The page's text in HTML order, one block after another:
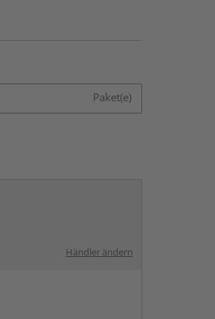
Paket(e)
Händler ändern